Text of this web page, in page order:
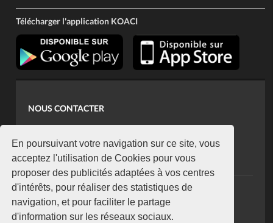
En poursuivant votre navigation sur ce site, vous
acceptez l'utilisation de Cookies pour vous
proposer des publicités adaptées à vos centres
d'intérêts, pour réaliser des statistiques de
navigation, et pour faciliter le partage
d'information sur les réseaux sociaux.
Télécharger l'application KOACI
NOUS CONTACTER
koaci@yahoo.fr
+225 07 08 85 52 93
NEWSLETTER
Restez connecté via notre newsletter